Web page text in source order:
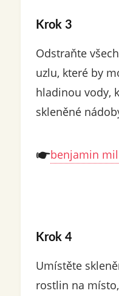
Krok 3
Odstraňte
uzlu, které by
hladinou vody,
skleněné
benjamin
Krok 4
Umístěte
rostlin na